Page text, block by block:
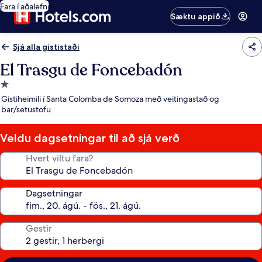
Fara í aðalefni
Sæktu appið
Sjá alla gististaði
El Trasgu de Foncebadón
1.0
stjörnu
gististaður
Gistiheimili í Santa Colomba de Somoza með veitingastað og
bar/setustofu
Veldu dagsetningar til að sjá verð
Hvert viltu fara?
Dagsetningar
Gestir